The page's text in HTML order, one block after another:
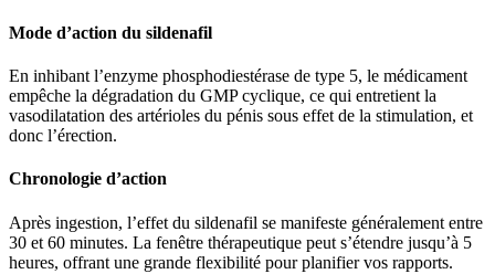
Mode d’action du sildenafil
En inhibant l’enzyme phosphodiestérase de type 5, le médicament
empêche la dégradation du GMP cyclique, ce qui entretient la
vasodilatation des artérioles du pénis sous effet de la stimulation, et
donc l’érection.
Chronologie d’action
Après ingestion, l’effet du sildenafil se manifeste généralement entre
30 et 60 minutes. La fenêtre thérapeutique peut s’étendre jusqu’à 5
heures, offrant une grande flexibilité pour planifier vos rapports.